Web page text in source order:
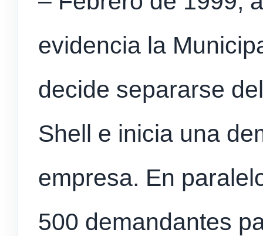
evidencia la
decide separarse
Shell e inicia una
empresa. En
500 demandantes